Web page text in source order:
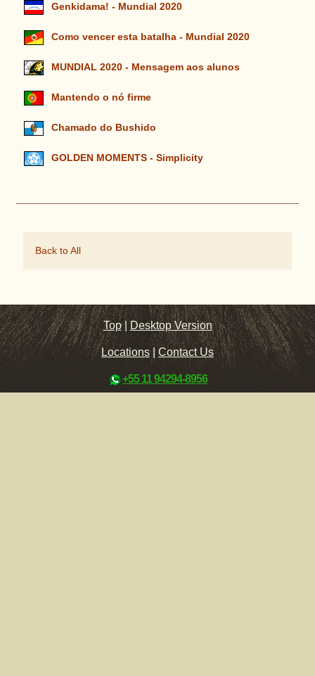
Genkidama! - Mundial 2020
Como vencer esta batalha - Mundial 2020
MUNDIAL 2020 - Mensagem aos alunos
Mantendo o nó firme
Chamado do Bushido
GOLDEN MOMENTS - Simplicity
Back to All
Top |Desktop Version
Locations|Contact Us
+55 11 94294-8956